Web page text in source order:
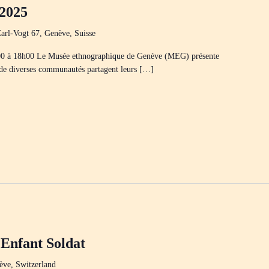
Vogt 67, Genève, Suisse
18h00 Le Musée ethnographique de Genève (MEG) présente
diverses communautés partagent leurs […]
Soldat
Switzerland